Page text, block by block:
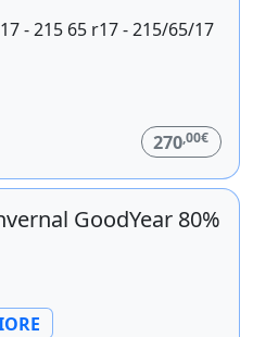
- 215 65 r17 - 215/65/17
270,00€
GoodYear 80%